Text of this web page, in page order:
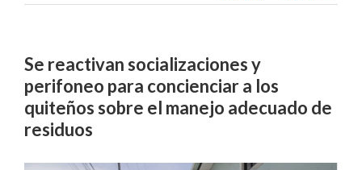
Se reactivan socializaciones y
perifoneo para concienciar a los
quiteños sobre el manejo adecuado de
residuos